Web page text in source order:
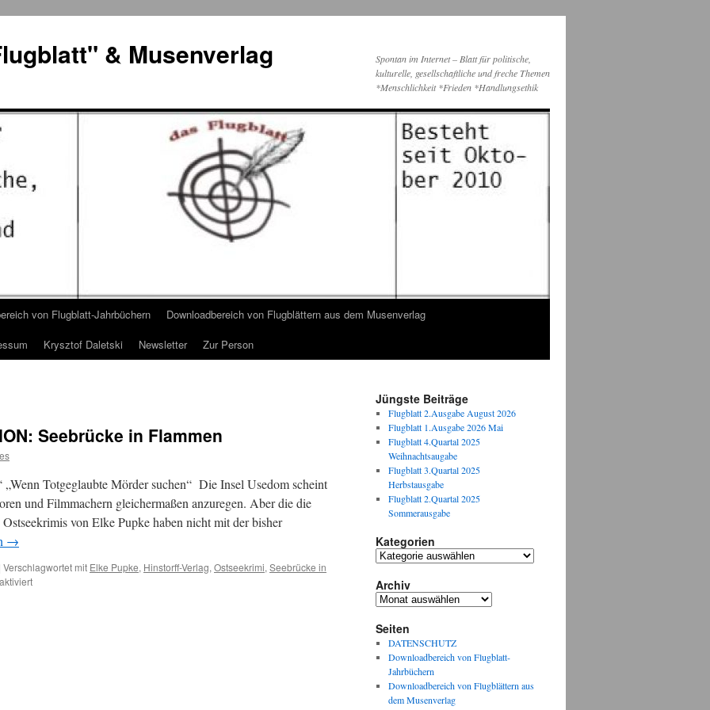
& Musenverlag
Spontan im Internet – Blatt für politische,
kulturelle, gesellschaftliche und freche Themen
*Menschlichkeit *Frieden *Handlungsethik
von Flugblatt-Jahrbüchern
Downloadbereich von Flugblättern aus dem Musenverlag
Krysztof Daletski Newsletter Zur Person
Seebrücke in Flammen
„Wenn Totgeglaubte Mörder suchen“ Die Insel Usedom scheint
und Filmmachern gleichermaßen anzuregen. Aber die die
von Elke Pupke haben nicht mit der bisher
→
Verschlagwortet mit Elke Pupke, Hinstorff-Verlag, Ostseekrimi, Seebrücke in
für
Jüngste Beiträge
Flugblatt 2.Ausgabe August 2026
Flugblatt 1.Ausgabe 2026 Mai
Flugblatt 4.Quartal 2025
Weihnachtsaugabe
Flugblatt 3.Quartal 2025
Herbstausgabe
Flugblatt 2.Quartal 2025
Sommerausgabe
Kategorien
Kategorien
Archiv
Archiv
Seiten
DATENSCHUTZ
Downloadbereich von Flugblatt-
Jahrbüchern
Downloadbereich von Flugblättern aus
dem Musenverlag